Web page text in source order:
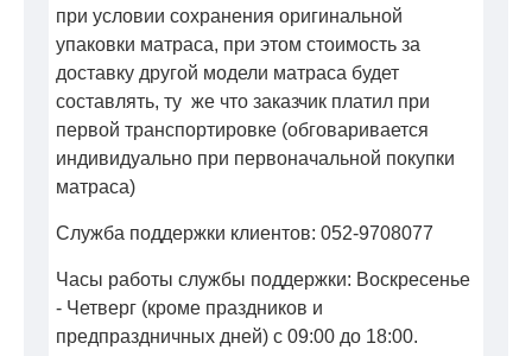
при условии сохранения оригинальной
упаковки матраса, при этом стоимость за
доставку другой модели матраса будет
составлять, ту же что заказчик платил при
первой транспортировке (обговаривается
индивидуально при первоначальной покупки
матраса)
Служба поддержки клиентов: 052-9708077
Часы работы службы поддержки: Воскресенье
- Четверг (кроме праздников и
предпраздничных дней) с 09:00 до 18:00.